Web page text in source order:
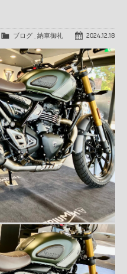
2024.12.18
ブログ ,納車御礼